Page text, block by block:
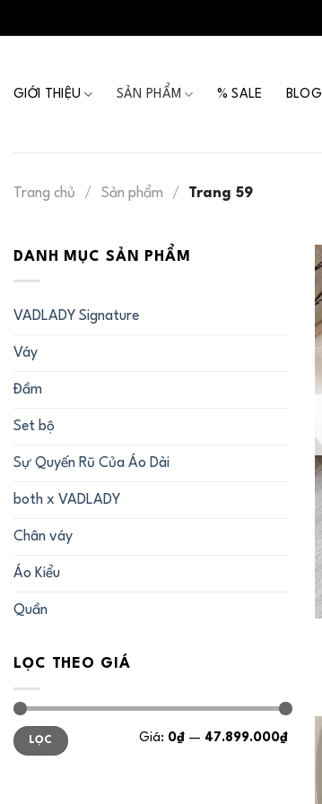
to
GIỚI THIỆU SẢN PHẨM % SALE BLOG
Trang chủ / Sản phẩm / Trang 59
DANH MỤC SẢN PHẨM
VADLADY Signature
Váy
Đầm
Set bộ
Sự Quyến Rũ Của Áo Dài
both x VADLADY
Chân váy
Áo Kiểu
Quần
LỌC THEO GIÁ
Giá
tối
thiểu
Giá
tối
đa
LỌC Giá: 0₫ — 47.899.000₫